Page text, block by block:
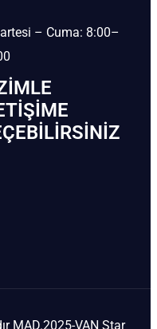
– Cuma: 8:00–
MAD.2025-VAN Star